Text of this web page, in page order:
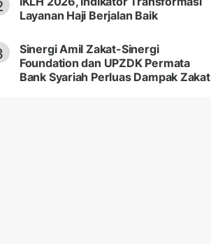
Layanan Haji Berjalan Baik
Sinergi Amil Zakat-Sinergi
Foundation dan UPZDK Permata
Bank Syariah Perluas Dampak Zakat